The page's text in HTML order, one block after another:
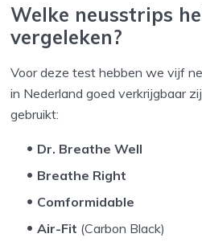
Welke neusstrips
vergeleken?
Voor deze test hebben we vijf
in Nederland goed verkrijgbaar
gebruikt:
Dr. Breathe Well
Breathe Right
Comformidable
Air-Fit (Carbon Black)